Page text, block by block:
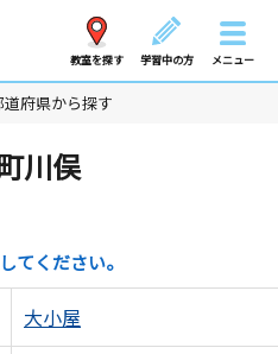
教室を探す 学習中の方 メニュー
道府県から探す
川俣
てください。
大小屋